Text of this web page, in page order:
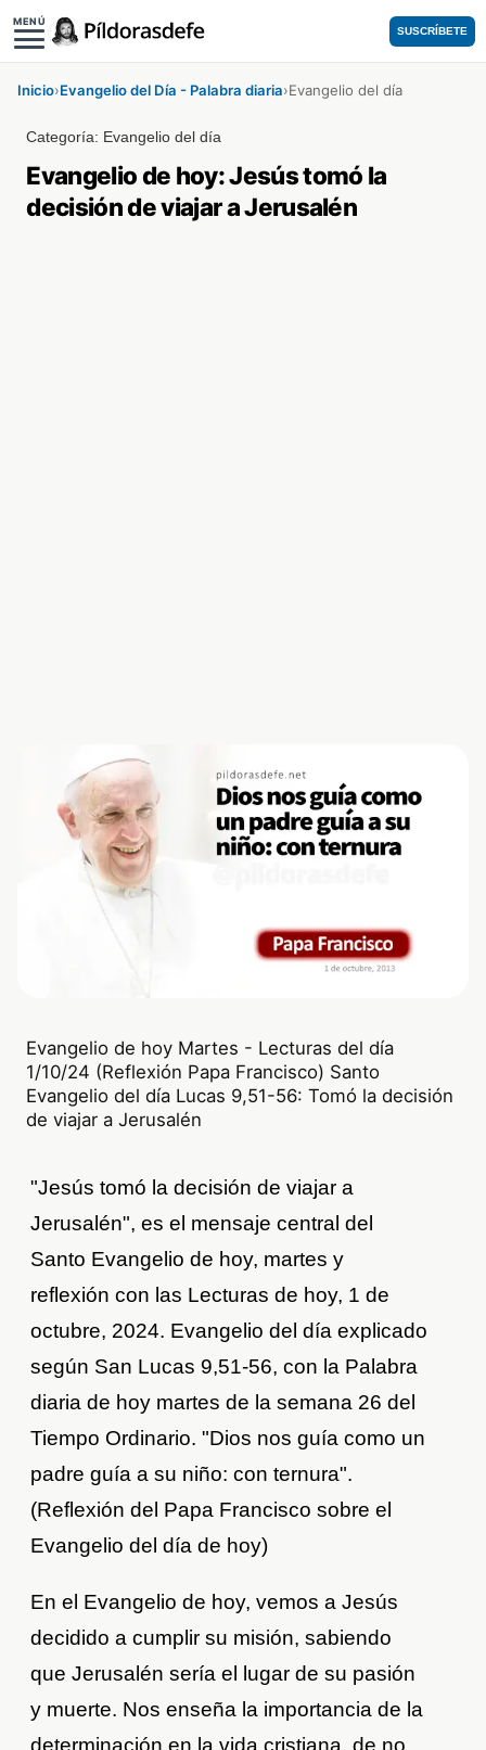
MENÚ
SUSCRÍBETE
Inicio›Evangelio del Día - Palabra diaria›Evangelio del día
Categoría: Evangelio del día
Evangelio de hoy: Jesús tomó la
decisión de viajar a Jerusalén
Evangelio de hoy Martes - Lecturas del día
1/10/24 (Reflexión Papa Francisco) Santo
Evangelio del día Lucas 9,51-56: Tomó la decisión
de viajar a Jerusalén
"Jesús tomó la decisión de viajar a
Jerusalén", es el mensaje central del
Santo Evangelio de hoy, martes y
reflexión con las Lecturas de hoy, 1 de
octubre, 2024. Evangelio del día explicado
según San Lucas 9,51-56, con la Palabra
diaria de hoy martes de la semana 26 del
Tiempo Ordinario. "Dios nos guía como un
padre guía a su niño: con ternura".
(Reflexión del Papa Francisco sobre el
Evangelio del día de hoy)
En el Evangelio de hoy, vemos a Jesús
decidido a cumplir su misión, sabiendo
que Jerusalén sería el lugar de su pasión
y muerte. Nos enseña la importancia de la
determinación en la vida cristiana, de no